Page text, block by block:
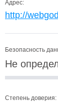
Адрес:
http://
Безопасность
Не
Степень доверия: